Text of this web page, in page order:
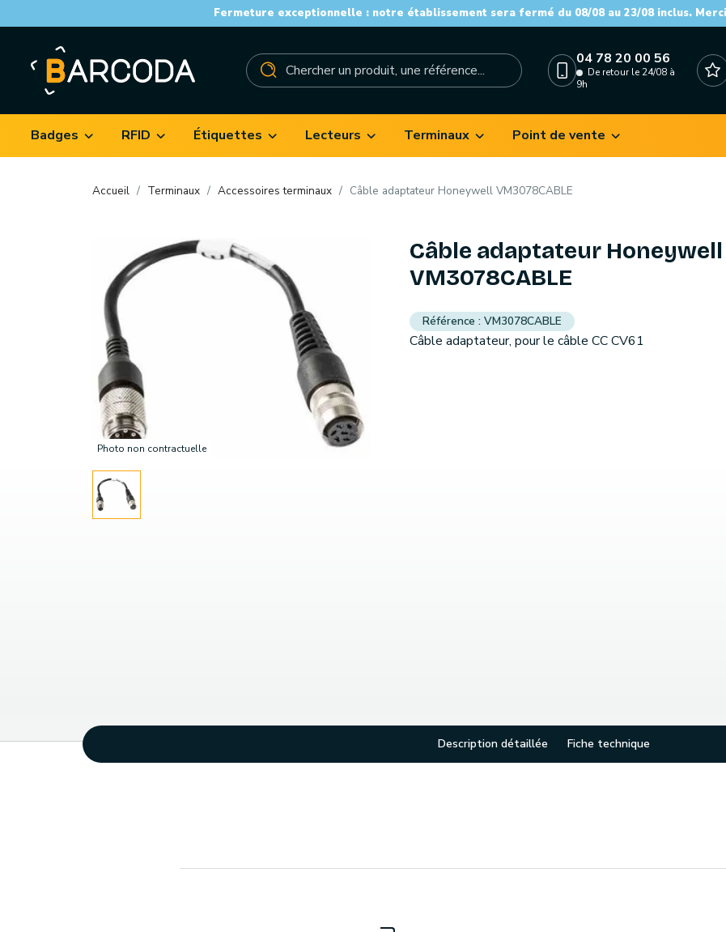
Fermeture exceptionnelle : notre établissement sera fermé du 08/08 au 23/08 inclus.
04 78 20 00 56
De retour le 24/08 à
9h
Badges RFID Étiquettes Lecteurs Terminaux Point de vente
Accueil Terminaux Accessoires terminaux Câble adaptateur Honeywell VM3078CABLE
Photo non contractuelle
Câble adaptateur Honeywell
VM3078CABLE
VM3078CABLE
Câble adaptateur, pour le câble CC CV61
Description détaillée Fiche technique